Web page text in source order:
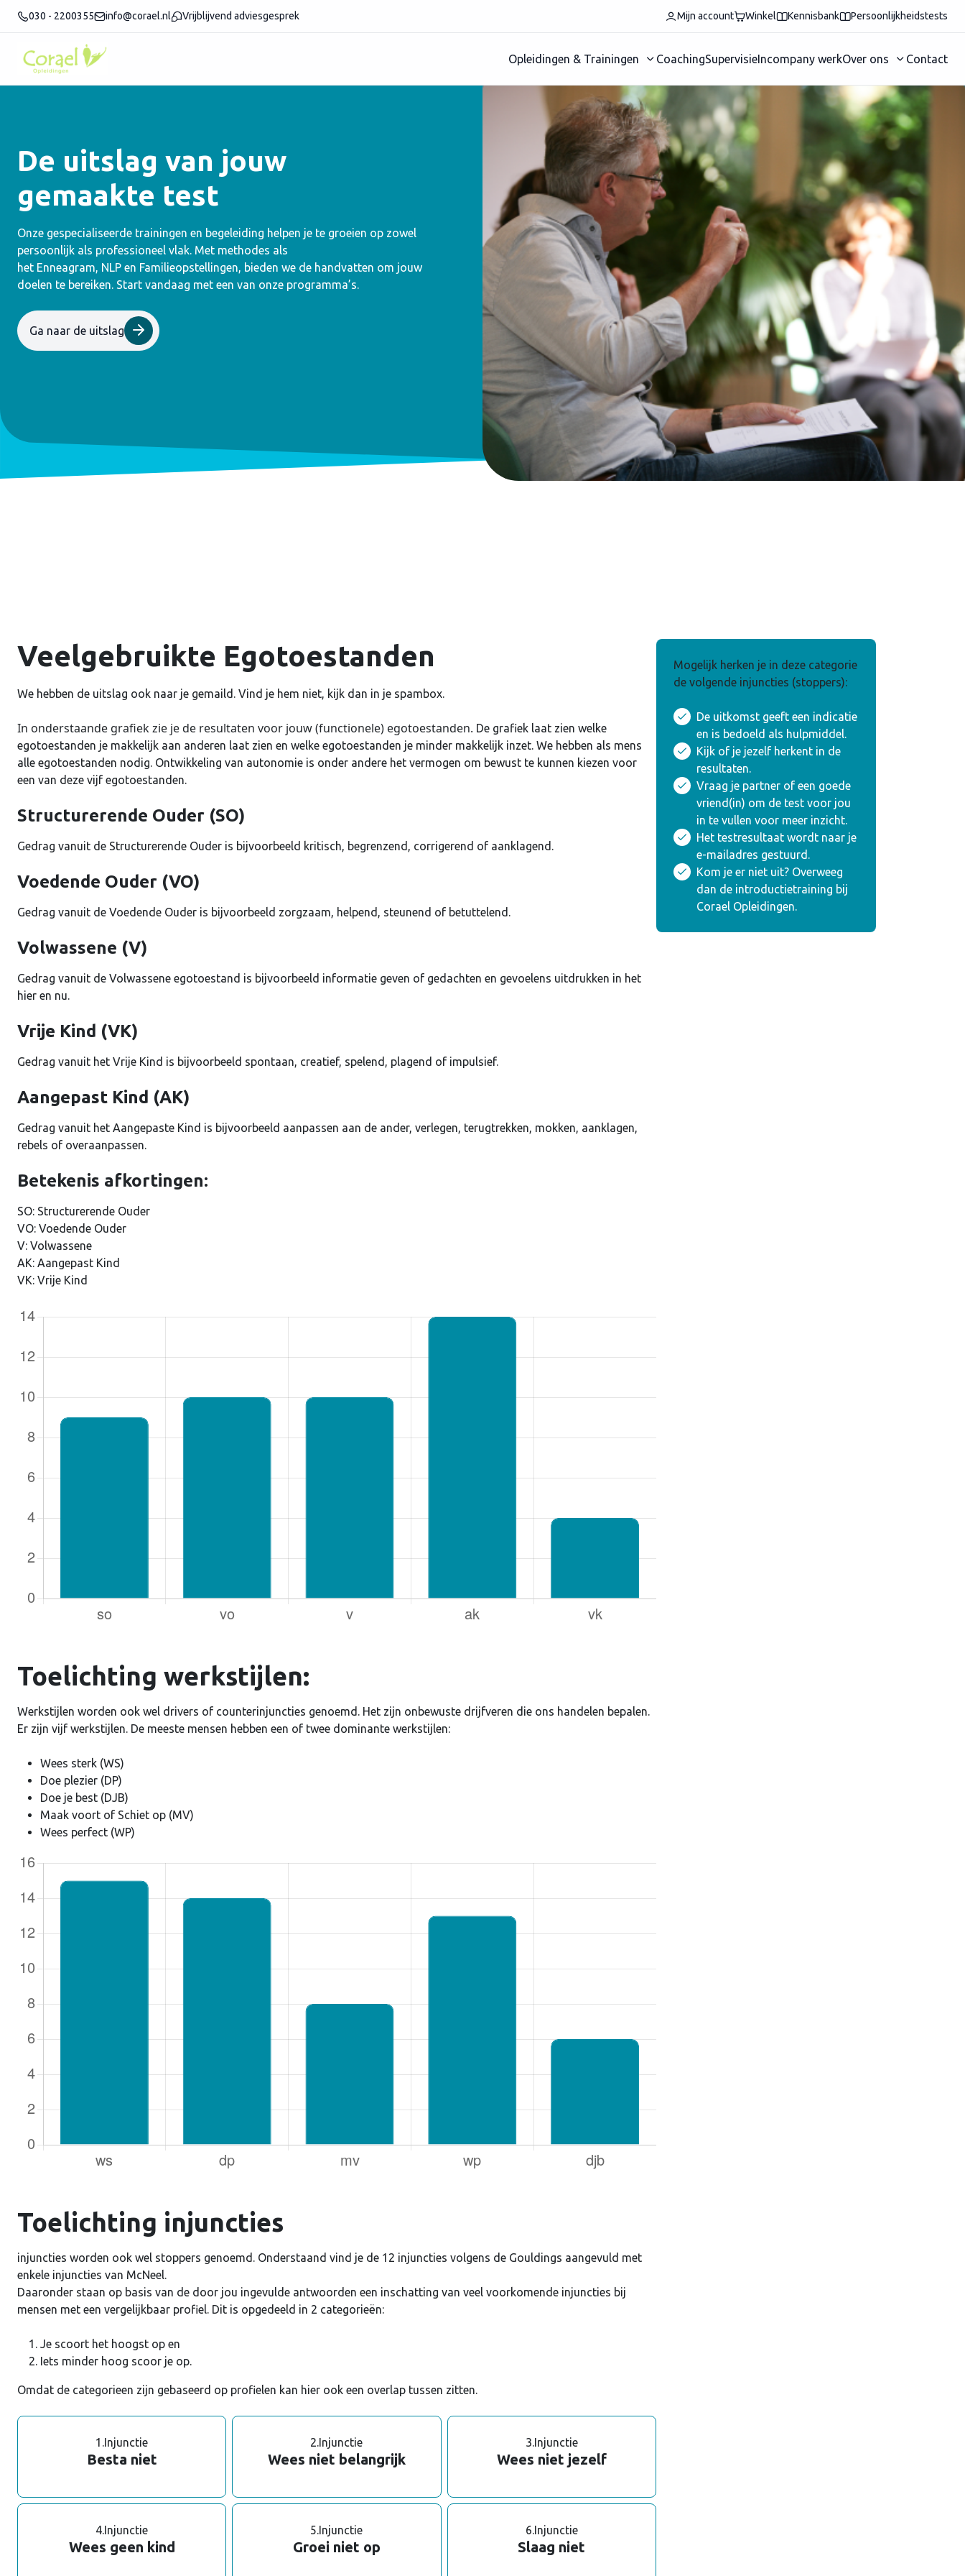
030 - 2200355 info@corael.nl Vrijblijvend adviesgesprek Mijn account Winkel Kennisbank Persoonlijkheidstests
Opleidingen & Trainingen CoachingSupervisieIncompany werkOver ons Contact
De uitslag van jouw
gemaakte test
Onze gespecialiseerde trainingen en begeleiding helpen je te groeien op zowel
persoonlijk als professioneel vlak. Met methodes als
het Enneagram, NLP en Familieopstellingen, bieden we de handvatten om jouw
doelen te bereiken. Start vandaag met een van onze programma’s.
Ga naar de uitslag
Veelgebruikte Egotoestanden
We hebben de uitslag ook naar je gemaild. Vind je hem niet, kijk dan in je spambox.
In onderstaande grafiek zie je de resultaten voor jouw (functionele) egotoestanden. De grafiek laat zien welke
egotoestanden je makkelijk aan anderen laat zien en welke egotoestanden je minder makkelijk inzet. We hebben als mens
alle egotoestanden nodig. Ontwikkeling van autonomie is onder andere het vermogen om bewust te kunnen kiezen voor
een van deze vijf egotoestanden.
Structurerende Ouder (SO)
Gedrag vanuit de Structurerende Ouder is bijvoorbeeld kritisch, begrenzend, corrigerend of aanklagend.
Voedende Ouder (VO)
Gedrag vanuit de Voedende Ouder is bijvoorbeeld zorgzaam, helpend, steunend of betuttelend.
Volwassene (V)
Gedrag vanuit de Volwassene egotoestand is bijvoorbeeld informatie geven of gedachten en gevoelens uitdrukken in het
hier en nu.
Vrije Kind (VK)
Gedrag vanuit het Vrije Kind is bijvoorbeeld spontaan, creatief, spelend, plagend of impulsief.
Aangepast Kind (AK)
Gedrag vanuit het Aangepaste Kind is bijvoorbeeld aanpassen aan de ander, verlegen, terugtrekken, mokken, aanklagen,
rebels of overaanpassen.
Betekenis afkortingen:
SO: Structurerende Ouder
VO: Voedende Ouder
V: Volwassene
AK: Aangepast Kind
VK: Vrije Kind
Toelichting werkstijlen:
Werkstijlen worden ook wel drivers of counterinjuncties genoemd. Het zijn onbewuste drijfveren die ons handelen bepalen.
Er zijn vijf werkstijlen. De meeste mensen hebben een of twee dominante werkstijlen:
Wees sterk (WS)
Doe plezier (DP)
Doe je best (DJB)
Maak voort of Schiet op (MV)
Wees perfect (WP)
Toelichting injuncties
injuncties worden ook wel stoppers genoemd. Onderstaand vind je de 12 injuncties volgens de Gouldings aangevuld met
enkele injuncties van McNeel.
Daaronder staan op basis van de door jou ingevulde antwoorden een inschatting van veel voorkomende injuncties bij
mensen met een vergelijkbaar profiel. Dit is opgedeeld in 2 categorieën:
Je scoort het hoogst op en
Iets minder hoog scoor je op.
Omdat de categorieen zijn gebaseerd op profielen kan hier ook een overlap tussen zitten.
1.Injunctie
Besta niet
2.Injunctie
Wees niet belangrijk
3.Injunctie
Wees niet jezelf
4.Injunctie
Wees geen kind
5.Injunctie
Groei niet op
6.Injunctie
Slaag niet
Mogelijk herken je in deze categorie
de volgende injuncties (stoppers):
De uitkomst geeft een indicatie
en is bedoeld als hulpmiddel.
Kijk of je jezelf herkent in de
resultaten.
Vraag je partner of een goede
vriend(in) om de test voor jou
in te vullen voor meer inzicht.
Het testresultaat wordt naar je
e-mailadres gestuurd.
Kom je er niet uit? Overweeg
dan de introductietraining bij
Corael Opleidingen.
Je wachtwoord vergeten?